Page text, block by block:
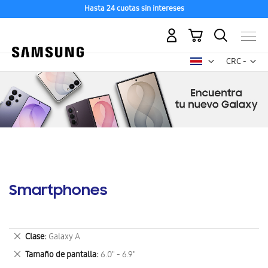
Hasta 24 cuotas sin intereses
CRC -
colón
Mi carrito
Smartphones
Clase Galaxy A
Eliminar
este
artículo
Tamaño de pantalla 6.0" - 6.9"
Eliminar